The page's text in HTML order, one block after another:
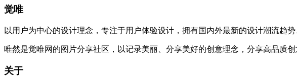
觉唯
以用户为中心的设计理念，专注于用户体验设计，拥有国内外最新的设计潮流趋
唯然是觉唯网的图片分享社区，以记录美丽、分享美好的创意理念，分享高品质
关于